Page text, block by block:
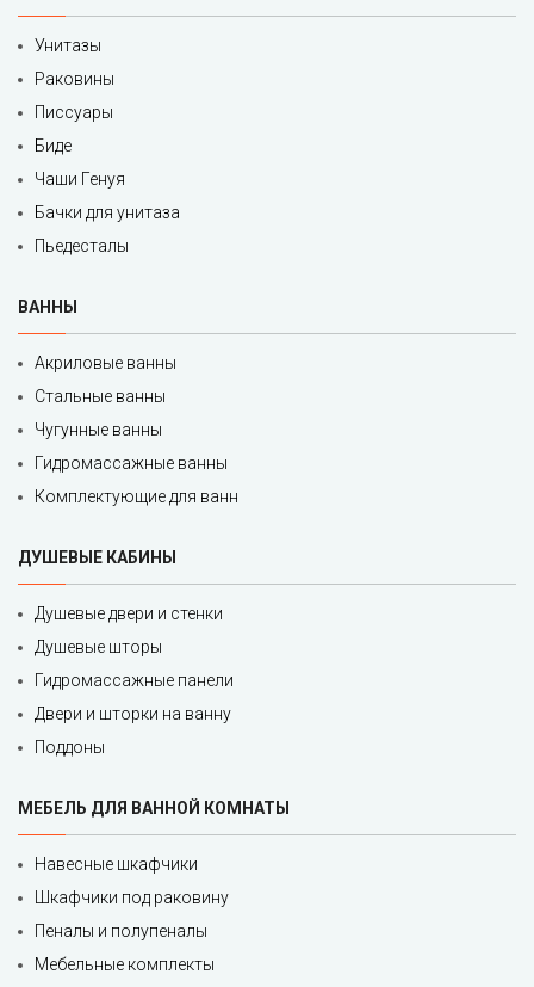
Унитазы
Раковины
Писсуары
Биде
Чаши Генуя
Бачки для унитаза
Пьедесталы
ВАННЫ
Акриловые ванны
Стальные ванны
Чугунные ванны
Гидромассажные ванны
Комплектующие для ванн
ДУШЕВЫЕ КАБИНЫ
Душевые двери и стенки
Душевые шторы
Гидромассажные панели
Двери и шторки на ванну
Поддоны
МЕБЕЛЬ ДЛЯ ВАННОЙ КОМНАТЫ
Навесные шкафчики
Шкафчики под раковину
Пеналы и полупеналы
Мебельные комплекты